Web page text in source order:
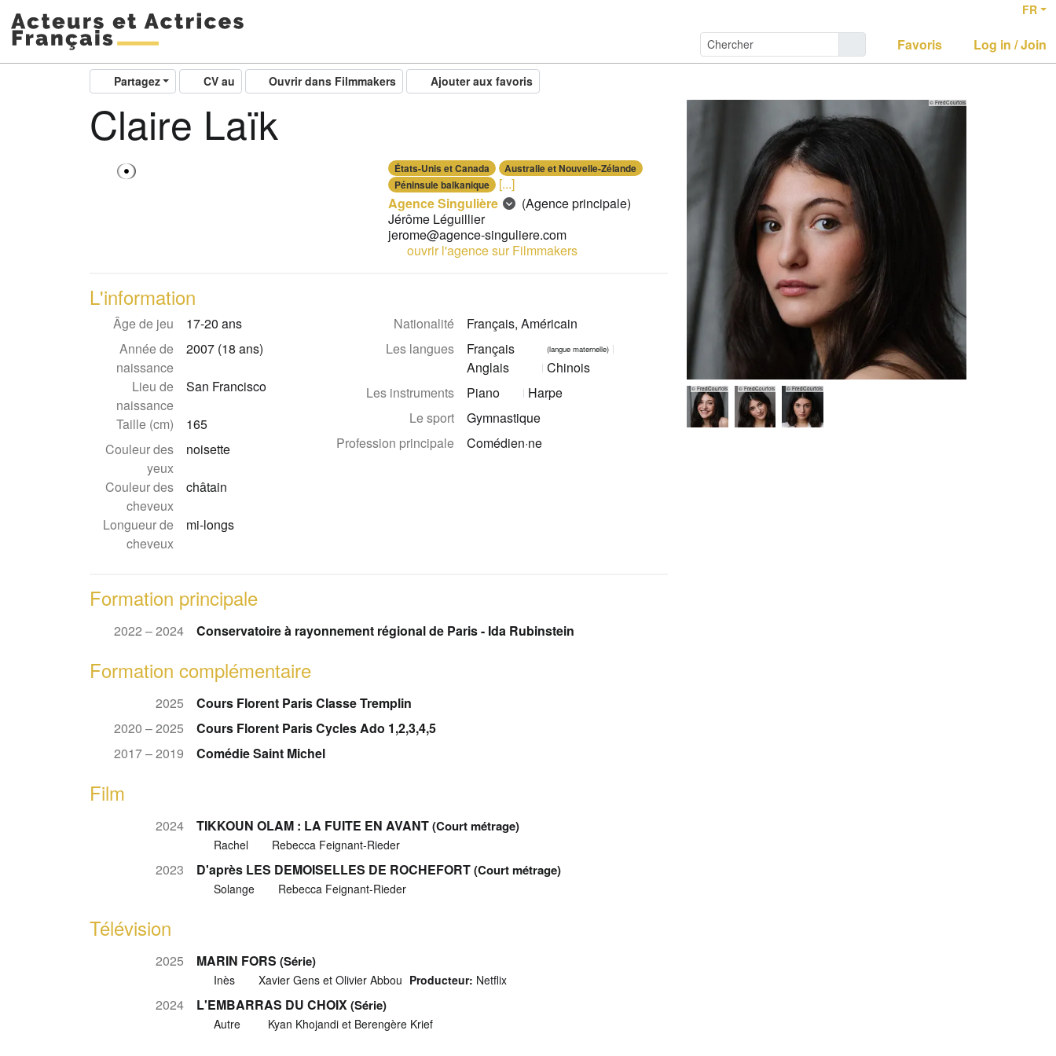
FR
Favoris Log in / Join
Partagez CV au Ouvrir dans Filmmakers Ajouter aux favoris
© FredCourtois
© FredCourtois © FredCourtois © FredCourtois
Claire Laïk
États-Unis et Canada
Australie et Nouvelle-Zélande
Péninsule balkanique
[...]
Agence Singulière
(Agence principale)
Jérôme Léguillier
jerome@agence-singuliere.com
ouvrir l'agence sur Filmmakers
L'information
Âge de jeu
17-20 ans
Année de
naissance
2007 (18 ans)
Lieu de
naissance
San Francisco
Taille (cm)
165
Couleur des
yeux
noisette
Couleur des
cheveux
châtain
Longueur de
cheveux
mi-longs
Nationalité
Français, Américain
Les langues
Français (langue maternelle)
Anglais
Chinois
Les instruments
Piano
Harpe
Le sport
Gymnastique
Profession principale
Comédien·ne
Formation principale
2022 – 2024 Conservatoire à rayonnement régional de Paris - Ida Rubinstein
Formation complémentaire
2025
Cours Florent Paris Classe Tremplin
2020 – 2025
Cours Florent Paris Cycles Ado 1,2,3,4,5
2017 – 2019
Comédie Saint Michel
Film
2024 TIKKOUN OLAM : LA FUITE EN AVANT(Court métrage)
Rachel Rebecca Feignant-Rieder
2023 D'après LES DEMOISELLES DE ROCHEFORT(Court métrage)
Solange Rebecca Feignant-Rieder
Télévision
2025 MARIN FORS (Série)
Inès Xavier Gens et Olivier Abbou Producteur: Netflix
2024 L'EMBARRAS DU CHOIX(Série)
Autre Kyan Khojandi et Berengère Krief